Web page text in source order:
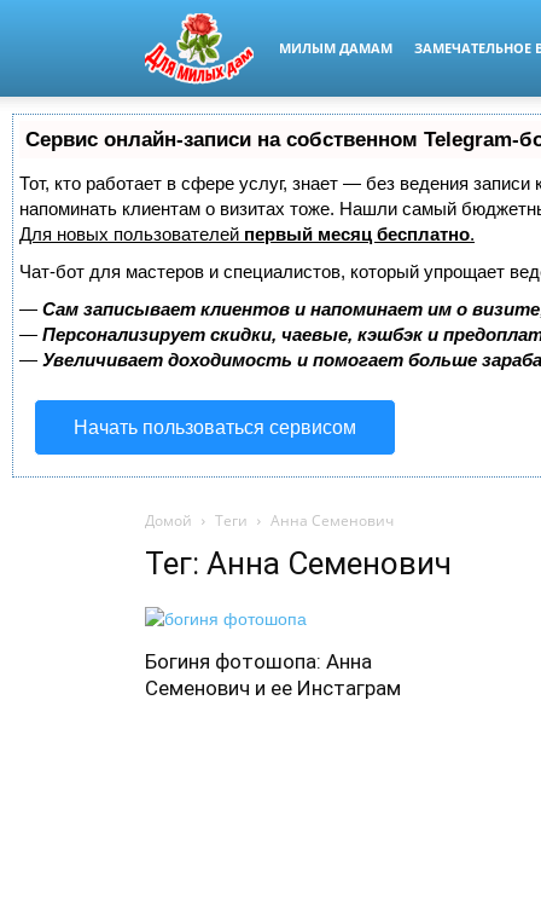
МИЛЫМ ДАМАМ ЗАМЕЧАТЕЛЬНОЕ
Сервис онлайн-записи на собственном Telegram-
Тот, кто работает в сфере услуг, знает — без ведения
напоминать клиентам о визитах тоже. Нашли самый
Для новых пользователей первый месяц бесплатно.
Чат-бот для мастеров и специалистов, который упрощает
— Сам записывает клиентов и напоминает им о
— Персонализирует скидки, чаевые, кэшбэк и
— Увеличивает доходимость и помогает больше
Начать пользоваться сервисом
Домой Теги Анна Семенович
Тег: Анна Семенович
Богиня фотошопа: Анна
Семенович и ее Инстаграм